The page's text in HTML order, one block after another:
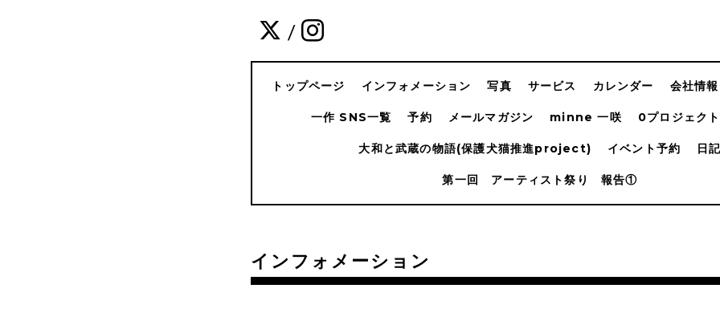
/
トップページ インフォメーション 写真 サービス カレンダー 会社情報
一作 SNS一覧 予約 メールマガジン minne 一咲 0プロジェク
大和と武蔵の物語(保護犬猫推進project) イベント予約 日記
第一回 アーティスト祭り 報告①
インフォメーション